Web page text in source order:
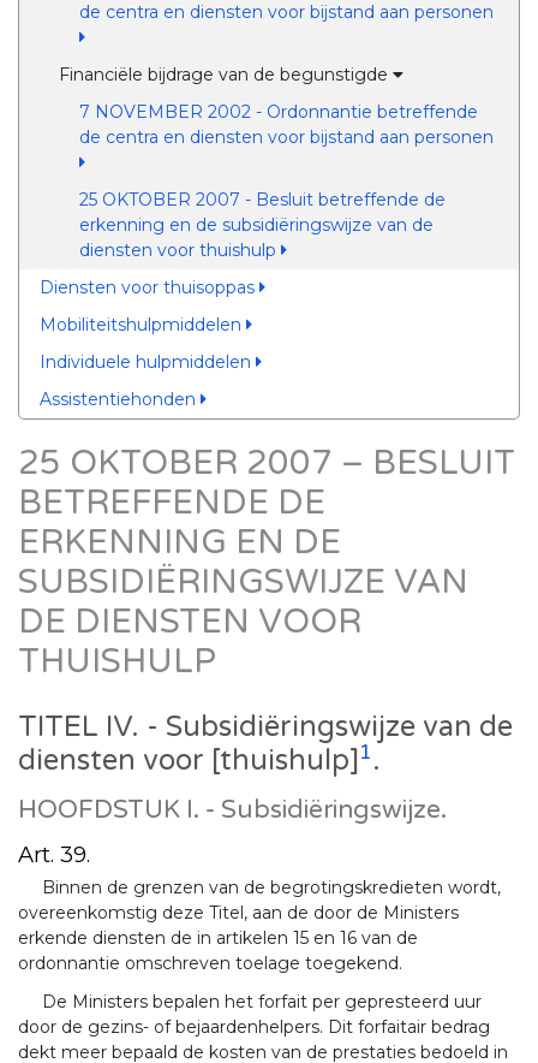
de centra en diensten voor bijstand aan personen
Financiële bijdrage van de begunstigde
7 NOVEMBER 2002 - Ordonnantie betreffende
de centra en diensten voor bijstand aan personen
25 OKTOBER 2007 - Besluit betreffende de
erkenning en de subsidiëringswijze van de
diensten voor thuishulp
Diensten voor thuisoppas
Mobiliteitshulpmiddelen
Individuele hulpmiddelen
Assistentiehonden
25 OKTOBER 2007 – BESLUIT
BETREFFENDE DE
ERKENNING EN DE
SUBSIDIËRINGSWIJZE VAN
DE DIENSTEN VOOR
THUISHULP
TITEL IV. - Subsidiëringswijze van de
diensten voor [thuishulp]1.
HOOFDSTUK I. - Subsidiëringswijze.
Art. 39.
Binnen de grenzen van de begrotingskredieten wordt,
overeenkomstig deze Titel, aan de door de Ministers
erkende diensten de in artikelen 15 en 16 van de
ordonnantie omschreven toelage toegekend.
De Ministers bepalen het forfait per gepresteerd uur
door de gezins- of bejaardenhelpers. Dit forfaitair bedrag
dekt meer bepaald de kosten van de prestaties bedoeld in